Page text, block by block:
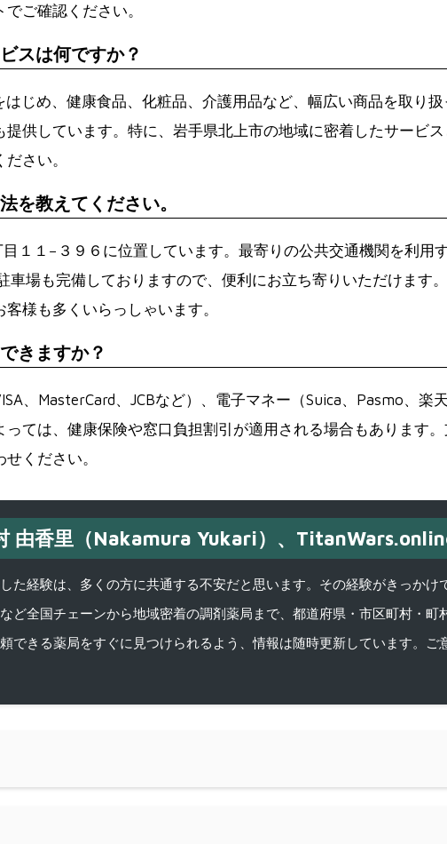
ご確認ください。
スは何ですか？
じめ、健康食品、化粧品、介護用品など、幅広い商品を取り
供しています。特に、岩手県北上市の地域に密着したサービ
さい。
を教えてください。
１１−３９６に位置しています。最寄りの公共交通機関を利用
車場も完備しておりますので、便利にお立ち寄りいただけます
様も多くいらっしゃいます。
きますか？
、MasterCard、JCBなど）、電子マネー（Suica、Pasmo、楽
ては、健康保険や窓口負担割引が適用される場合もあります
ください。
由香里（Nakamura Yukari）、
た経験は、多くの方に共通する不安だと思います。その経験がきっかけ
ど全国チェーンから地域密着の調剤薬局まで、都道府県・市区町村・町
できる薬局をすぐに見つけられるよう、情報は随時更新しています。